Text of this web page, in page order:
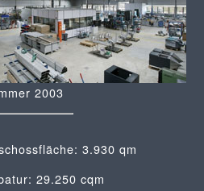
2003
3.930 qm
29.250 cqm